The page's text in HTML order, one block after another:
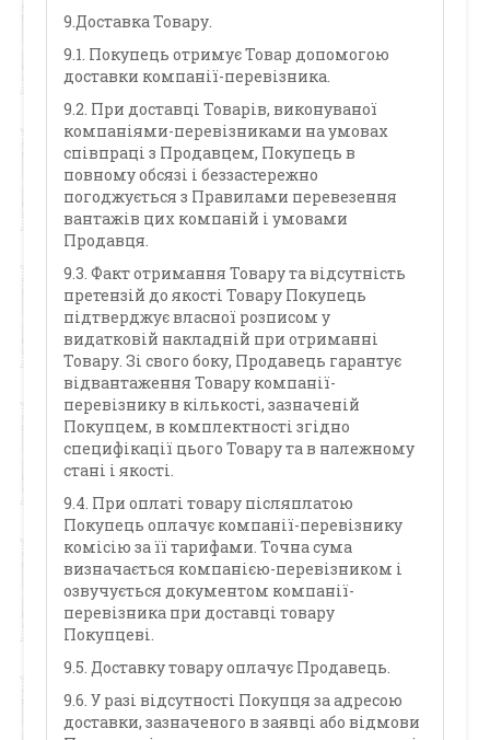
9.Доставка Товару.
9.1. Покупець отримує Товар допомогою
доставки компанії-перевізника.
9.2. При доставці Товарів, виконуваної
компаніями-перевізниками на умовах
співпраці з Продавцем, Покупець в
повному обсязі і беззастережно
погоджується з Правилами перевезення
вантажів цих компаній і умовами
Продавця.
9.3. Факт отримання Товару та відсутність
претензій до якості Товару Покупець
підтверджує власної розписом у
видатковій накладній при отриманні
Товару. Зі свого боку, Продавець гарантує
відвантаження Товару компанії-
перевізнику в кількості, зазначеній
Покупцем, в комплектності згідно
специфікації цього Товару та в належному
стані і якості.
9.4. При оплаті товару післяплатою
Покупець оплачує компанії-перевізнику
комісію за її тарифами. Точна сума
визначається компанією-перевізником і
озвучується документом компанії-
перевізника при доставці товару
Покупцеві.
9.5. Доставку товару оплачує Продавець.
9.6. У разі відсутності Покупця за адресою
доставки, зазначеного в заявці або відмови